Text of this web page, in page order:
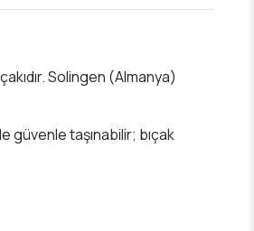
Solingen (Almanya)
güvenle taşınabilir; bıçak